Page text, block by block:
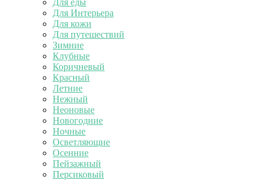
Для еды
Для Интерьера
Для кожи
Для путешествий
Зимние
Клубные
Коричневый
Красный
Летние
Нежный
Неоновые
Новогодние
Ночные
Осветляющие
Осенние
Пейзажный
Персиковый